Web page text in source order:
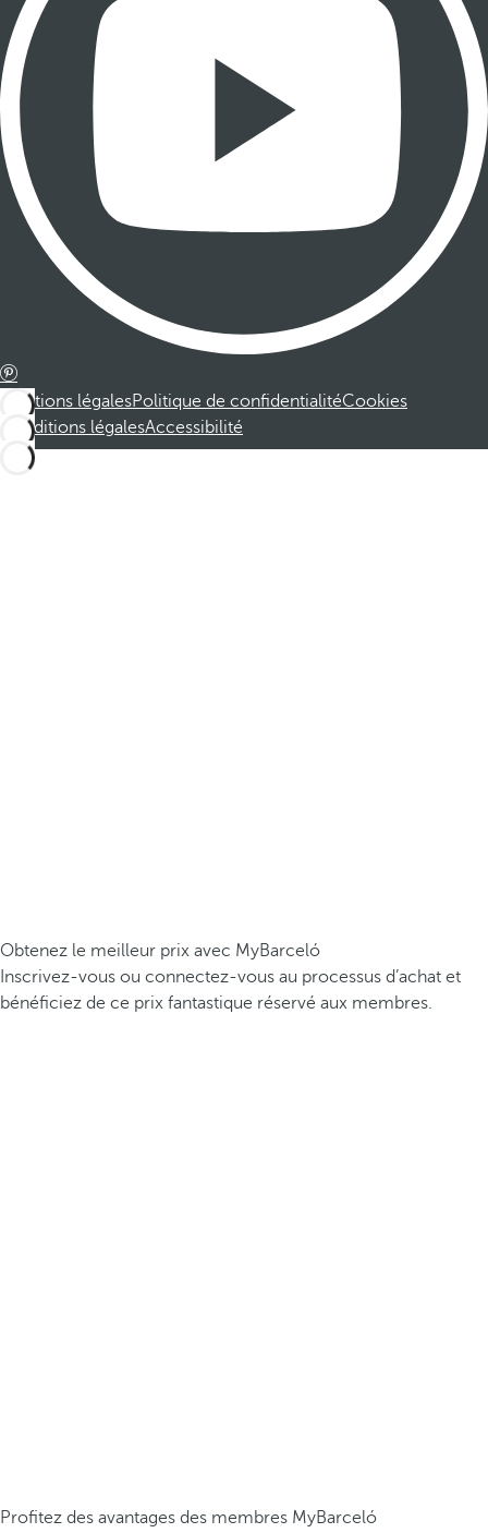
Mentions légalesPolitique de confidentialitéCookies
Conditions légalesAccessibilité
Obtenez le meilleur prix avec MyBarceló
Inscrivez-vous ou connectez-vous au processus d’achat et
bénéficiez de ce prix fantastique réservé aux membres.
Profitez des avantages des membres MyBarceló